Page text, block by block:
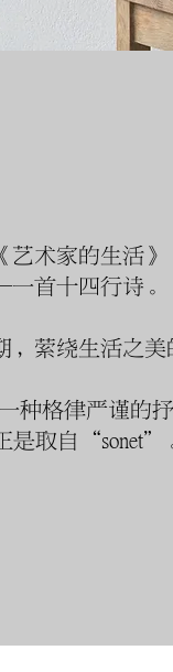
艺术家的生活
首十四行诗。
萦绕生活之美
一种格律严谨
是取自“sonet”